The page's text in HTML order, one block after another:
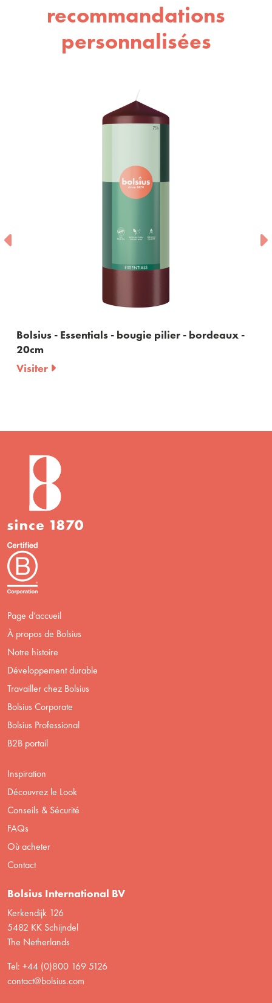
recommandations
personnalisées
Bolsius - Essentials - bougie pilier - bordeaux -
20cm
Visiter
Page d’accueil
À propos de Bolsius
Notre histoire
Développement durable
Travailler chez Bolsius
Bolsius Corporate
Bolsius Professional
B2B portail
Inspiration
Découvrez le Look
Conseils & Sécurité
FAQs
Où acheter
Contact
Bolsius International BV
Kerkendijk 126
5482 KK Schijndel
The Netherlands
Tel: +44 (0)800 169 5126
contact@bolsius.com